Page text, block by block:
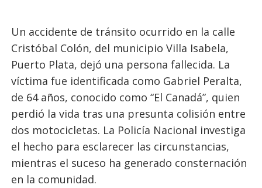
Un accidente de tránsito ocurrido en la calle
Cristóbal Colón, del municipio Villa Isabela,
Puerto Plata, dejó una persona fallecida. La
víctima fue identificada como Gabriel Peralta,
de 64 años, conocido como “El Canadá”, quien
perdió la vida tras una presunta colisión entre
dos motocicletas. La Policía Nacional investiga
el hecho para esclarecer las circunstancias,
mientras el suceso ha generado consternación
en la comunidad.